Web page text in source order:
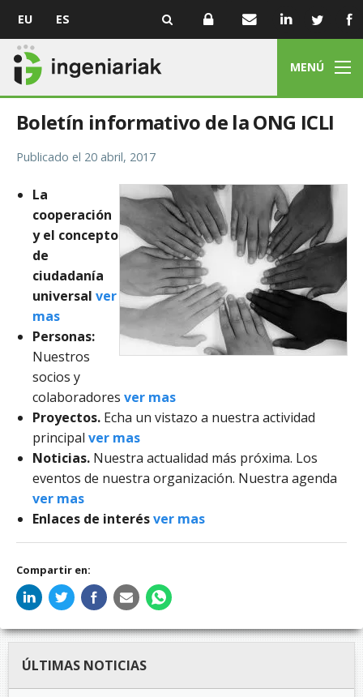
EU ES
MENÚ
Boletín informativo de la ONG ICLI
Publicado el 20 abril, 2017
La
cooperación
y el concepto
de
ciudadanía
universal ver
mas
Personas:
Nuestros
socios y
colaboradores ver mas
Proyectos. Echa un vistazo a nuestra actividad
principal ver mas
Noticias. Nuestra actualidad más próxima. Los
eventos de nuestra organización. Nuestra agenda
ver mas
Enlaces de interésver mas
Compartir en:
ÚLTIMAS NOTICIAS